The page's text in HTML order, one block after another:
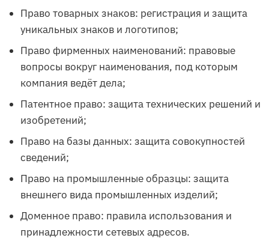
Право товарных знаков: регистрация и защита
уникальных знаков и логотипов;
Право фирменных наименований: правовые
вопросы вокруг наименования, под которым
компания ведёт дела;
Патентное право: защита технических решений и
изобретений;
Право на базы данных: защита совокупностей
сведений;
Право на промышленные образцы: защита
внешнего вида промышленных изделий;
Доменное право: правила использования и
принадлежности сетевых адресов.